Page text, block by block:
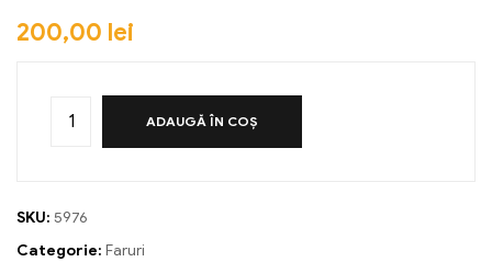
200,00 lei
ADAUGĂ ÎN COȘ
SKU: 5976
Categorie: Faruri